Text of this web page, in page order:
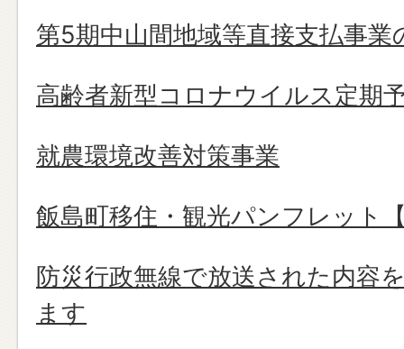
第5期中山間地域等直接支払事業
高齢者新型コロナウイルス定期
就農環境改善対策事業
飯島町移住・観光パンフレット
防災行政無線で放送された内容
ます